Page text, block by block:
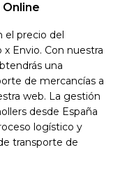
el precio del
Envio. Con nuestra
una
de mercancías a
web. La gestión
desde España
logístico y
transporte de